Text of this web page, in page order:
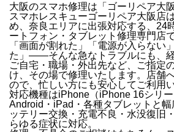
大阪のスマホ修理は「ゴーリペア大
スマホレスキューゴーリペア大阪店は
め、奈良エリアに出張対応する、 24
ートフォン・タブレット修理専門店で
「画面が割れた」「電源が入らない
た」 ——そんな急なトラブルにも、
ご自宅・職場・外出先など、ご指定
け 、その場で修理いたします。店舗
ので、忙しい方にも安心してご利用
対応機種はiPhone（iPhone 16シリ
Android・iPad・各種タブレット と幅
ッテリー交換・充電不良・水没復旧
らゆる症状に対応。